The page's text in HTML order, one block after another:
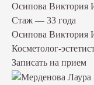
Осипова Виктория
Стаж — 33 года
Осипова Виктория
Косметолог-
Записать на прием